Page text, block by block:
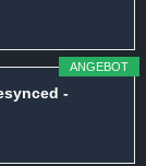
ANGEBOT
-